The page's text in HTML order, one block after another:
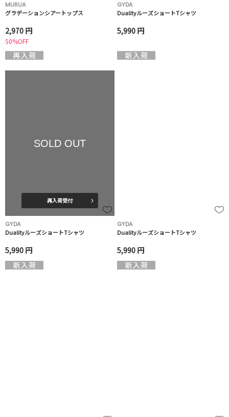
MURUA
グラデーションシアートップス
2,970 円
50%OFF
GYDA
DualityルーズショートTシャツ
5,990 円
SOLD OUT
再入荷受付
GYDA
DualityルーズショートTシャツ
5,990 円
GYDA
DualityルーズショートTシャツ
5,990 円